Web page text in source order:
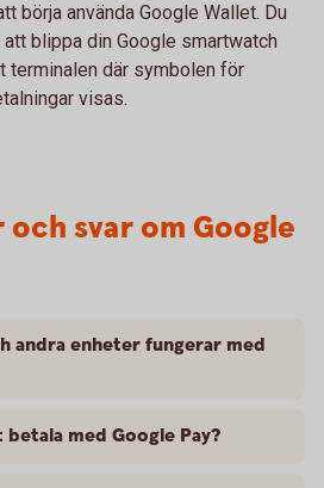
börja använda Google Wallet. Du
blippa din Google smartwatch
terminalen där symbolen för
visas.
och svar om Google
andra enheter fungerar med
med Google Pay?